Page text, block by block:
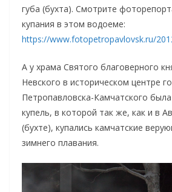
губа (бухта). Смотрите
купания в этом водоеме:
https://www.fotopetropavlovsk.ru/
А у храма Святого благоверного
Невского в историческом центре
Петропавловска-Камчатского
купель, в которой так же, как и в
(бухте), купались камчатские
зимнего плавания.